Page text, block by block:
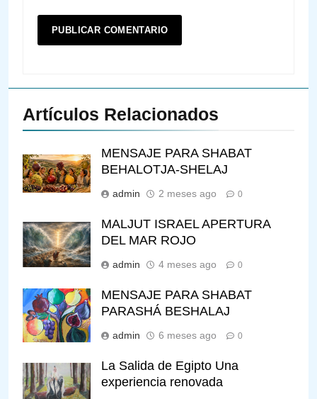
Artículos Relacionados
MENSAJE PARA SHABAT
BEHALOTJA-SHELAJ
admin 2 meses ago 0
MALJUT ISRAEL APERTURA
DEL MAR ROJO
admin 4 meses ago 0
MENSAJE PARA SHABAT
PARASHÁ BESHALAJ
admin 6 meses ago 0
La Salida de Egipto Una
experiencia renovada